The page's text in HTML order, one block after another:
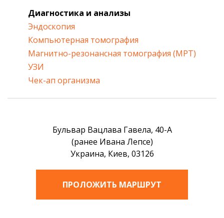
Диагностика и анализы
Эндоскопия
Компьютерная томография
Магнитно-резонансная томография (МРТ)
УЗИ
Чек-ап организма
Бульвар Вацлава Гавела, 40-А
(ранее Ивана Лепсе)
Украина, Киев, 03126
ПРОЛОЖИТЬ МАРШРУТ